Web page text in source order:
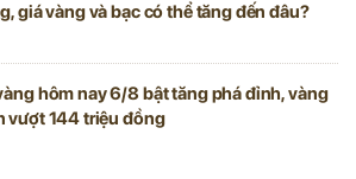
giá vàng và bạc có thể tăng đến đâu?
hôm nay 6/8 bật tăng phá đỉnh, vàng
vượt 144 triệu đồng